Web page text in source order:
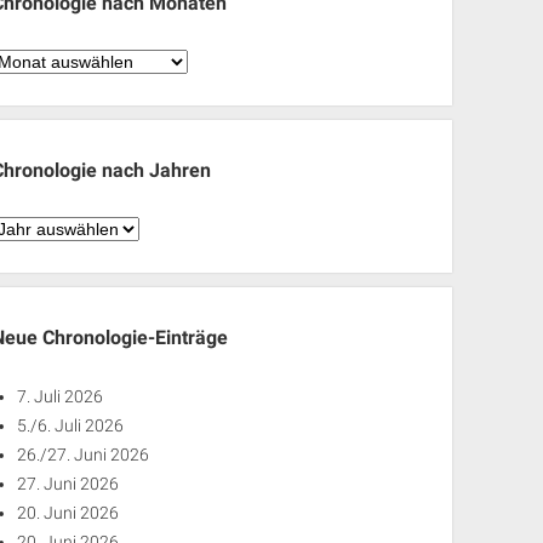
Chronologie
nach Jahren
Chronologie-Einträge
7. Juli 2026
5./6. Juli 2026
26./27. Juni 2026
27. Juni 2026
20. Juni 2026